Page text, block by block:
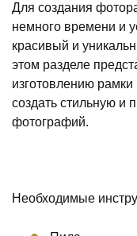
Для создания
немного времени и
красивый и
этом разделе
изготовлению
создать стильную и
фотографий.
Необходимые